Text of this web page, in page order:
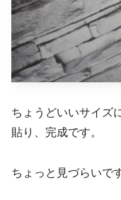
ちょうどいいサイズ
貼り、完成です。
ちょっと見づらいで